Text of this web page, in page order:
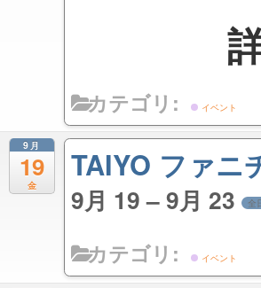
カテゴリ: イベント
9月
19
金
TAIYO ファニ
9月 19 – 9月 23 全
カテゴリ: イベント